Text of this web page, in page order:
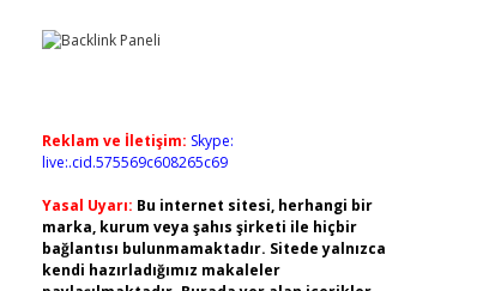
Reklam ve İletişim: Skype:
live:.cid.575569c608265c69
Yasal Uyarı: Bu internet sitesi, herhangi bir
marka, kurum veya şahıs şirketi ile hiçbir
bağlantısı bulunmamaktadır. Sitede yalnızca
kendi hazırladığımız makaleler